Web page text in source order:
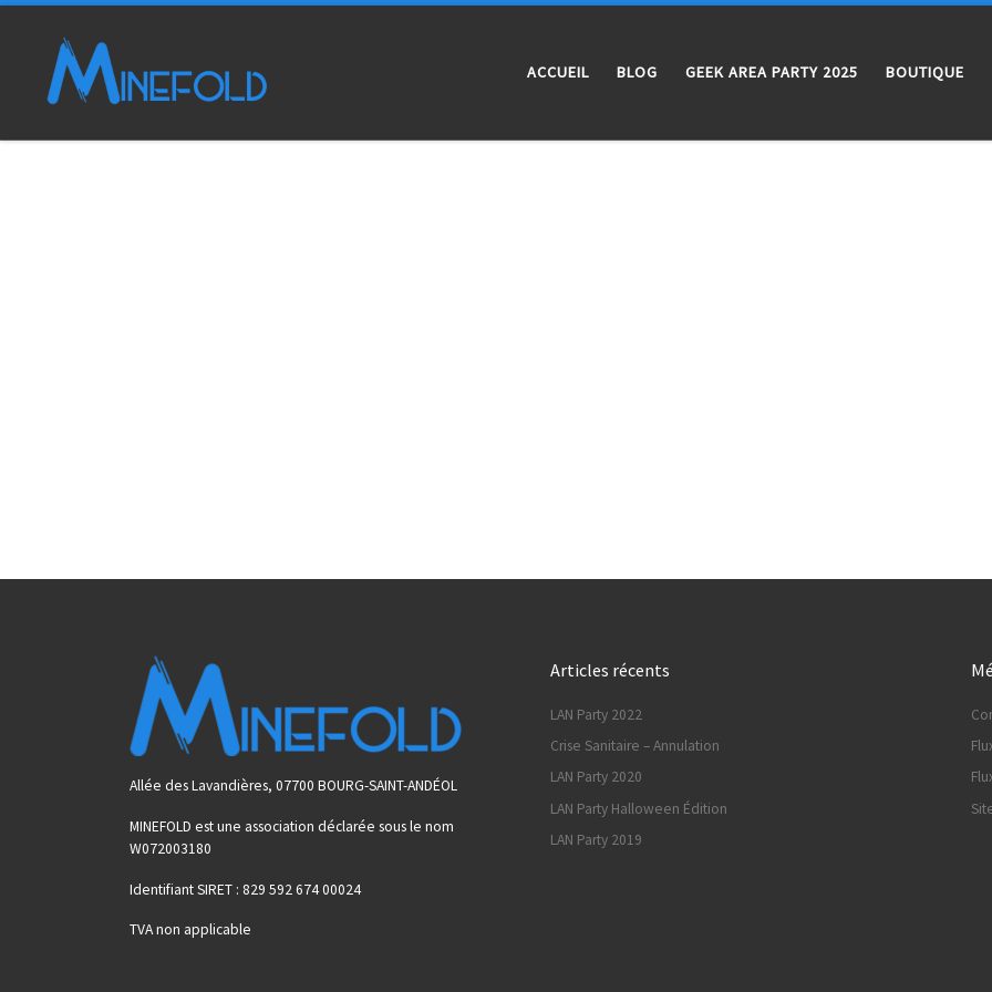
ACCUEIL BLOG GEEK AREA PARTY 2025 BOUTIQUE
Allée des Lavandières, 07700 BOURG-SAINT-ANDÉOL
MINEFOLD est une association déclarée sous le nom
W072003180
Identifiant SIRET : 829 592 674 00024
TVA non applicable
Articles récents
LAN Party 2022
Crise Sanitaire – Annulation
LAN Party 2020
LAN Party Halloween Édition
LAN Party 2019